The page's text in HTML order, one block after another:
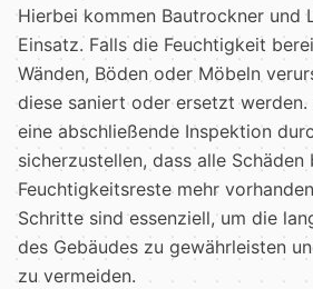
Hierbei kommen Bautrockner und
Einsatz. Falls die Feuchtigkeit
Wänden, Böden oder Möbeln
diese saniert oder ersetzt
eine abschließende Inspektion
sicherzustellen, dass alle
Feuchtigkeitsreste mehr
Schritte sind essenziell, um die
des Gebäudes zu gewährleisten
zu vermeiden.